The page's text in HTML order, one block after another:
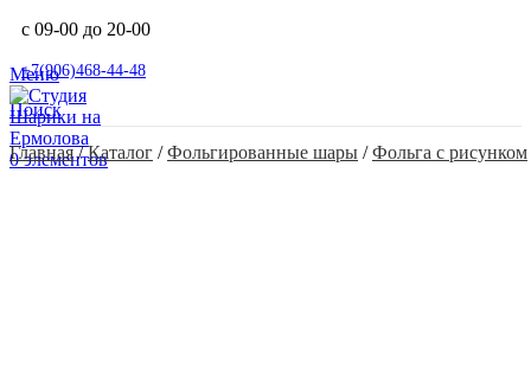
с 09-00 до 20-00
+7(906)468-44-48
Поиск
Меню
0элементов
Главная / Каталог / Фольгированные шары / Фольга с рисунком